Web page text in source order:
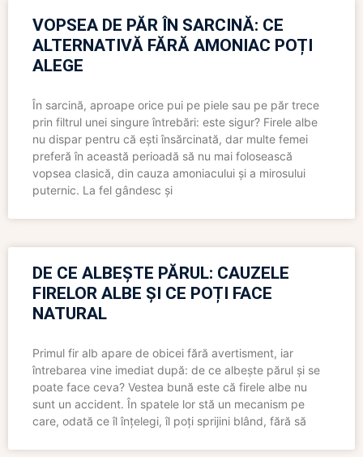
VOPSEA DE PĂR ÎN SARCINĂ: CE
ALTERNATIVĂ FĂRĂ AMONIAC POȚI
ALEGE
În sarcină, aproape orice pui pe piele sau pe păr trece
prin filtrul unei singure întrebări: este sigur? Firele albe
nu dispar pentru că ești însărcinată, dar multe femei
preferă în această perioadă să nu mai folosească
vopsea clasică, din cauza amoniacului și a mirosului
puternic. La fel gândesc și
DE CE ALBEȘTE PĂRUL: CAUZELE
FIRELOR ALBE ȘI CE POȚI FACE
NATURAL
Primul fir alb apare de obicei fără avertisment, iar
întrebarea vine imediat după: de ce albește părul și se
poate face ceva? Vestea bună este că firele albe nu
sunt un accident. În spatele lor stă un mecanism pe
care, odată ce îl înțelegi, îl poți sprijini blând, fără să